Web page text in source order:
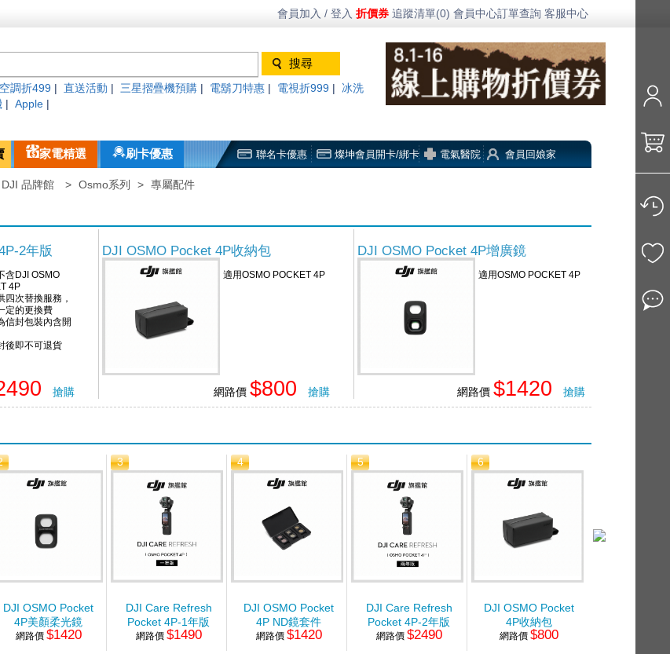
會員加入 / 登入 折價券 追蹤清單(0) 會員中心訂單查詢 客服中心
空調折499 直送活動 三星摺疊機預購 電鬍刀特惠 電視折999
冰洗
Apple
家電精選 刷卡優惠 聯名卡優惠 燦坤會員開卡/綁卡 電氣醫院 會員回娘家
DJI 品牌館 > Osmo系列 > 專屬配件
2年版
含DJI OSMO
4P
四次替換服務，
定的更換費
信封包裝內含開
後即不可退貨
搶購
DJI OSMO Pocket 4P收納包
適用OSMO POCKET 4P
網路價 $800 搶購
DJI OSMO Pocket 4P增廣鏡
適用OSMO POCKET 4P
網路價 $1420 搶購
DJI OSMO Pocket
4P美顏柔光鏡
網路價 $1420
3
DJI Care Refresh
Pocket 4P-1年版
網路價 $1490
4
DJI OSMO Pocket
4P ND鏡套件
網路價 $1420
5
DJI Care Refresh
Pocket 4P-2年版
網路價 $2490
6
DJI OSMO Pocket
4P收納包
網路價$800